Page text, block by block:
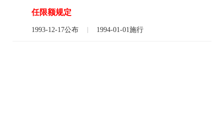
任限额规定
1993-12-17公布 1994-01-01施行